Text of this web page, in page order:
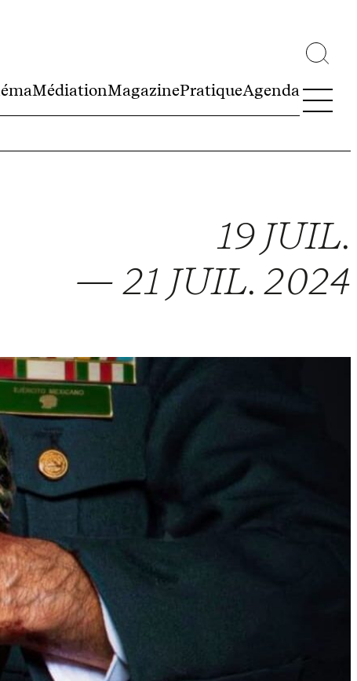
MédiationMagazinePratiqueAgenda
19 JUIL.
— 21 JUIL. 2024